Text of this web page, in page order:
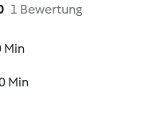
1 Bewertung
Min
Min